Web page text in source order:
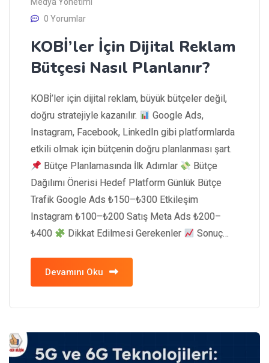
0 Yorumlar
KOBİ’ler İçin Dijital Reklam
Bütçesi Nasıl Planlanır?
KOBİ’ler için dijital reklam, büyük bütçeler değil,
doğru stratejiyle kazanılır.
Google Ads,
Instagram, Facebook, LinkedIn gibi platformlarda
etkili olmak için bütçenin doğru planlanması şart.
Bütçe Planlamasında İlk Adımlar
Bütçe
Dağılımı Önerisi Hedef Platform Günlük Bütçe
Trafik Google Ads ₺150–₺300 Etkileşim
Instagram ₺100–₺200 Satış Meta Ads ₺200–
₺400
Dikkat Edilmesi Gerekenler Sonuç…
Devamını Oku